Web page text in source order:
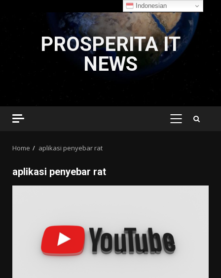
PROSPERITA IT
NEWS
PRIMARY
Home aplikasi penyebar rat
aplikasi penyebar rat
Indonesian